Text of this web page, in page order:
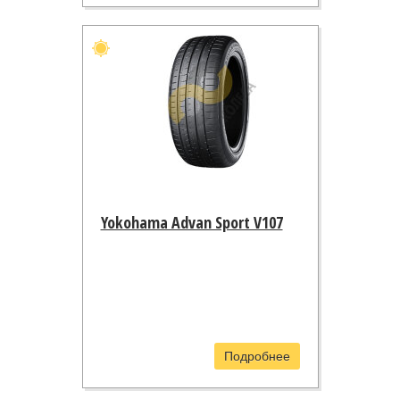
разработана на основе
флагманской модели линейки
Advan Sport V103. Созданные по
заказу немецкого производителя
шины входят в первичную
комплектацию моделей
Mercedes-Benz SLK и SLS, а
также ряда других немецких
производителей спортивных
автомобилей премиум-класса.
Данная модель выпускается в 8
типоразмерах, начиная от
Yokohama Advan Sport V107
Подробнее